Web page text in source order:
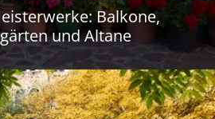
Balkone,
und Altane